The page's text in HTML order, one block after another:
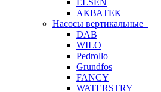
ELSEN
АКВАТЕК
Насосы вертикальные
DAB
WILO
Pedrollo
Grundfos
FANCY
WATERSTRY